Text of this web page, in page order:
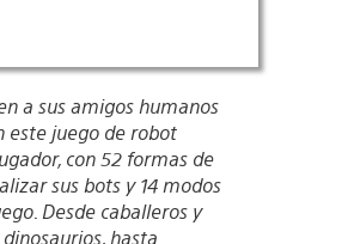
a sus amigos humanos
este juego de robot
con 52 formas de
sus bots y 14 modos
Desde caballeros y
dinosaurios, hasta